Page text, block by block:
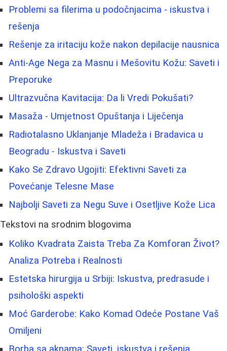
Problemi sa filerima u podočnjacima - iskustva i
rešenja
Rešenje za iritaciju kože nakon depilacije nausnica
Anti-Age Nega za Masnu i Mešovitu Kožu: Saveti i
Preporuke
Ultrazvučna Kavitacija: Da li Vredi Pokušati?
Masaža - Umjetnost Opuštanja i Liječenja
Radiotalasno Uklanjanje Mladeža i Bradavica u
Beogradu - Iskustva i Saveti
Kako Se Zdravo Ugojiti: Efektivni Saveti za
Povećanje Telesne Mase
Najbolji Saveti za Negu Suve i Osetljive Kože Lica
Tekstovi na srodnim blogovima
Koliko Kvadrata Zaista Treba Za Komforan Život?
Analiza Potreba i Realnosti
Estetska hirurgija u Srbiji: Iskustva, predrasude i
psihološki aspekti
Moć Garderobe: Kako Komad Odeće Postane Vaš
Omiljeni